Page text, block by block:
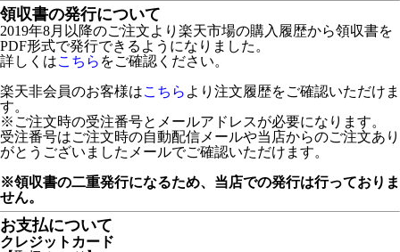
領収書の発行について
2019年8月以降のご注文より楽天市場の購入履歴から領収書を
PDF形式で発行できるようになりました。
詳しくはこちら をご確認ください。
楽天非会員のお客様はこちら より注文履歴をご確認いただけま
す。
※ご注文時の受注番号とメールアドレスが必要になります。
受注番号はご注文時の自動配信メールや当店からのご注文あり
がとうございましたメールでご確認いただけます。
※領収書の二重発行になるため、当店での発行は行っておりま
せん。
お支払について
クレジットカード